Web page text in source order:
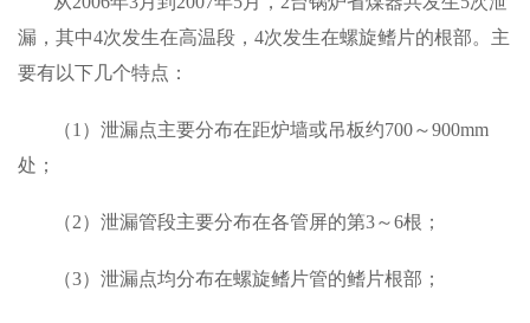
漏，其中4次发生在高温段，4次发生在螺旋鳍片的根部。主
要有以下几个特点：
（1）泄漏点主要分布在距炉墙或吊板约700～900mm
处；
（2）泄漏管段主要分布在各管屏的第3～6根；
（3）泄漏点均分布在螺旋鳍片管的鳍片根部；